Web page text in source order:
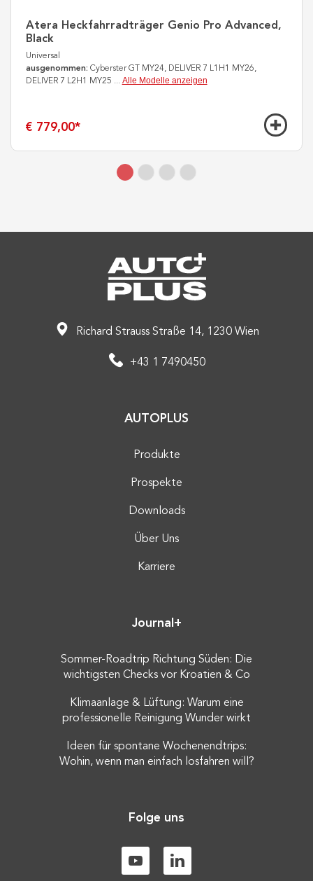
Atera Heckfahrradträger Genio Pro Advanced,
Black
Universal
ausgenommen: Cyberster GT MY24, DELIVER 7 L1H1 MY26,
DELIVER 7 L2H1 MY25 ... Alle Modelle anzeigen
€ 779,00*
Richard Strauss Straße 14, 1230 Wien
+43 1 7490450
AUTOPLUS
Produkte
Prospekte
Downloads
Über Uns
Karriere
Journal+
Sommer-Roadtrip Richtung Süden: Die
wichtigsten Checks vor Kroatien & Co
Klimaanlage & Lüftung: Warum eine
professionelle Reinigung Wunder wirkt
Ideen für spontane Wochenendtrips:
Wohin, wenn man einfach losfahren will?
Folge uns